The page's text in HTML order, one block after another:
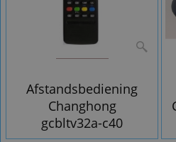
Afstandsbediening
Changhong
gcbltv32a-c40